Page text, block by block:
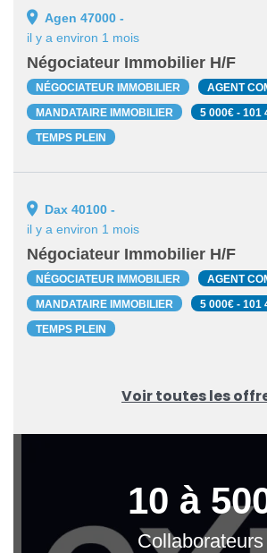
Agen 47000 -
il y a environ 1 mois
Négociateur Immobilier H/F
NÉGOCIATEUR IMMOBILIER
AGENT
MANDATAIRE IMMOBILIER
5 000€ - 101
TEMPS PLEIN
Dax 40100 -
il y a environ 1 mois
Négociateur Immobilier H/F
NÉGOCIATEUR IMMOBILIER
AGENT
MANDATAIRE IMMOBILIER
5 000€ - 101
TEMPS PLEIN
Voir toutes les
10 à
Collaborateurs